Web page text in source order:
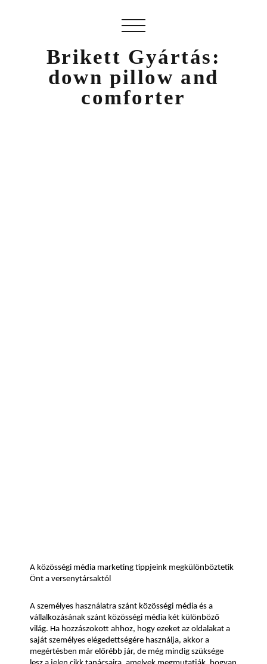
Brikett Gyártás:
down pillow and
comforter
A közösségi média marketing tippjeink megkülönböztetik
Önt a versenytársaktól
A személyes használatra szánt közösségi média és a
vállalkozásának szánt közösségi média két különböző
világ. Ha hozzászokott ahhoz, hogy ezeket az oldalakat a
saját személyes elégedettségére használja, akkor a
megértésben már előrébb jár, de még mindig szüksége